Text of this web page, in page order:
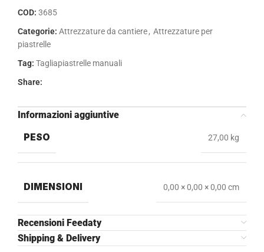
COD: 3685
Categorie: Attrezzature da cantiere, Attrezzature per
piastrelle
Tag: Tagliapiastrelle manuali
Share:
Informazioni aggiuntive
PESO
27,00 kg
DIMENSIONI 0,00 × 0,00 × 0,00 cm
Recensioni Feedaty
Shipping & Delivery